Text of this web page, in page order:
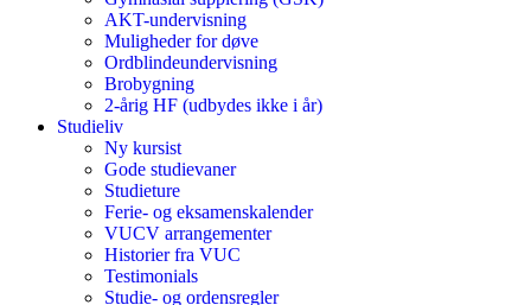
AKT-undervisning
Muligheder for døve
Ordblindeundervisning
Brobygning
2-årig HF (udbydes ikke i år)
Studieliv
Ny kursist
Gode studievaner
Studieture
Ferie- og eksamenskalender
VUCV arrangementer
Historier fra VUC
Testimonials
Studie- og ordensregler